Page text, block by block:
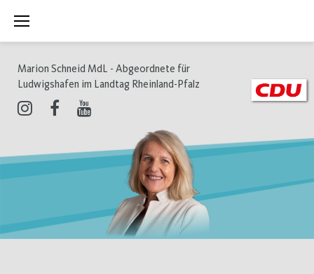
Inhalt
Marion Schneid MdL - Abgeordnete für
Ludwigshafen im Landtag Rheinland-Pfalz